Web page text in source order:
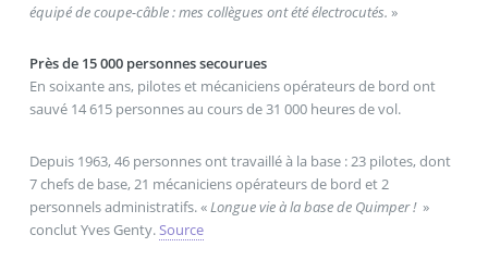
équipé de coupe-câble : mes collègues ont été électrocutés. »
Près de 15 000 personnes secourues
En soixante ans, pilotes et mécaniciens opérateurs de bord ont
sauvé 14 615 personnes au cours de 31 000 heures de vol.
Depuis 1963, 46 personnes ont travaillé à la base : 23 pilotes, dont
7 chefs de base, 21 mécaniciens opérateurs de bord et 2
personnels administratifs. «Longue vie à la base de Quimper ! »
conclut Yves Genty.Source